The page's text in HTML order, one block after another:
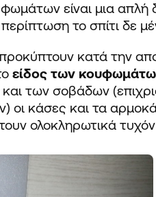
είναι μια απλή
το σπίτι δε
προκύπτουν κατά την
είδος των
των σοβάδων
οι κάσες και τα
ολοκληρωτικά